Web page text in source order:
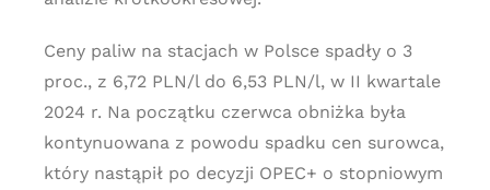
Ceny paliw na stacjach w Polsce spadły o 3
proc., z 6,72 PLN/l do 6,53 PLN/l, w II kwartale
2024 r. Na początku czerwca obniżka była
kontynuowana z powodu spadku cen surowca,
który nastąpił po decyzji OPEC+ o stopniowym